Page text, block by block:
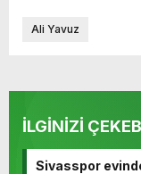
Ali Yavuz
İLGİNİZİ
Sivasspor